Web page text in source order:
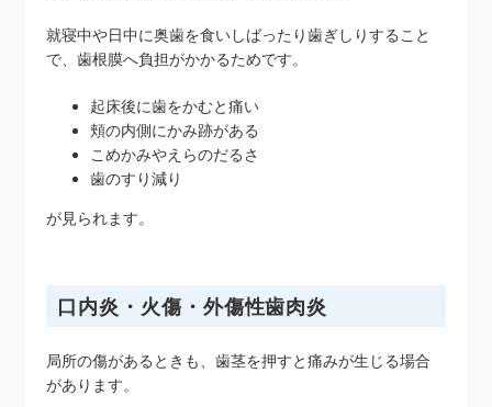
就寝中や日中に奥歯を食いしばったり歯ぎしりすること
で、歯根膜へ負担がかかるためです。
起床後に歯をかむと痛い
頬の内側にかみ跡がある
こめかみやえらのだるさ
歯のすり減り
が見られます。
口内炎・火傷・外傷性歯肉炎
局所の傷があるときも、歯茎を押すと痛みが生じる場合
があります。